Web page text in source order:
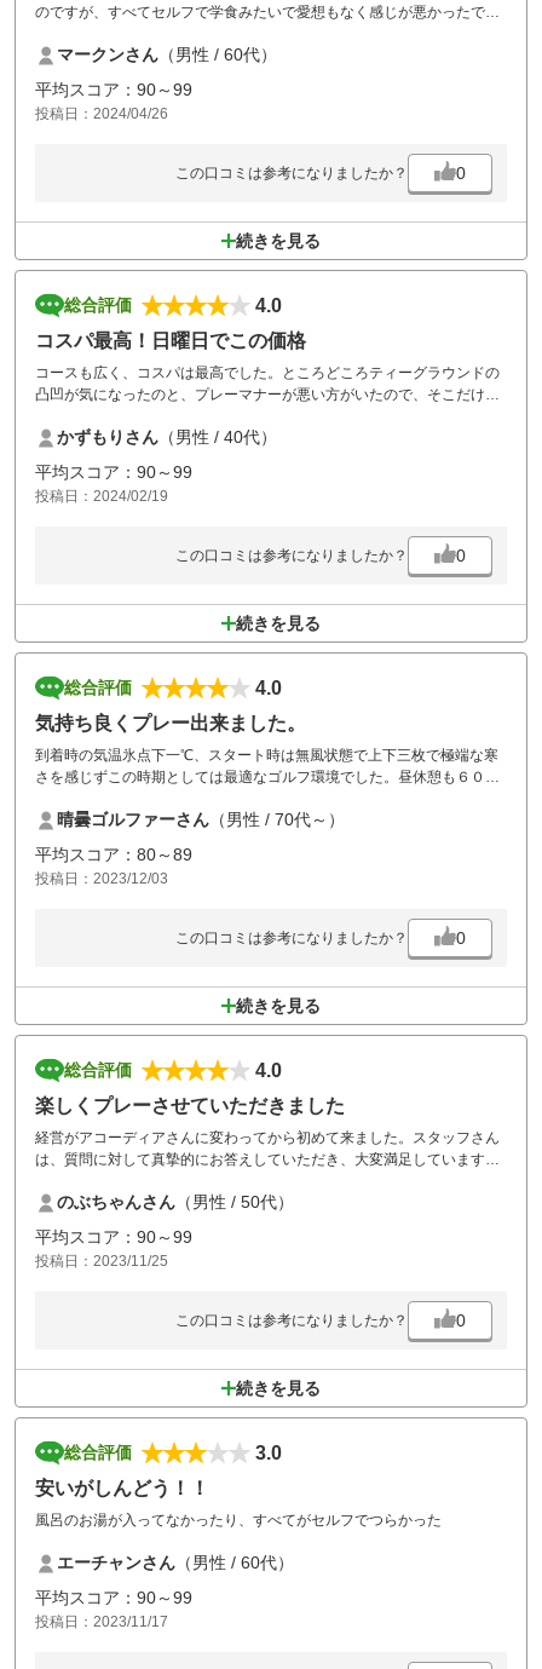
のですが、すべてセルフで学食みたいで愛想もなく感じが悪かったです
が、ロッカーから裸で入浴しました。なんか変な感じ。。
マークンさん （男性 / 60代）
平均スコア：90～99
投稿日：2024/04/26
この口コミは参考になりましたか？ 0
続きを見る
総合評価
4.0
コスパ最高！日曜日でこの価格
コースも広く、コスパは最高でした。ところどころティーグラウンドの
凸凹が気になったのと、プレーマナーが悪い方がいたので、そこだけが
かずもりさん （男性 / 40代）
平均スコア：90～99
投稿日：2024/02/19
この口コミは参考になりましたか？ 0
続きを見る
総合評価
4.0
気持ち良くプレー出来ました。
到着時の気温氷点下一℃、スタート時は無風状態で上下三枚で極端な寒
さを感じずこの時期としては最適なゴルフ環境でした。昼休憩も６０分
た。また春先、機会があれば予約したいと思います。
晴曇ゴルファーさん （男性 / 70代～）
平均スコア：80～89
投稿日：2023/12/03
この口コミは参考になりましたか？ 0
続きを見る
総合評価
4.0
楽しくプレーさせていただきました
経営がアコーディアさんに変わってから初めて来ました。スタッフさん
は、質問に対して真摯的にお答えしていただき、大変満足しています。
ラーティーからの距離が短い点は、少しご検討していただければありが
たいです。例えば、青ティーから、申告すれば、了解をもらえるとか。
のぶちゃんさん （男性 / 50代）
平均スコア：90～99
投稿日：2023/11/25
この口コミは参考になりましたか？ 0
続きを見る
総合評価
3.0
安いがしんどう！！
風呂のお湯が入ってなかったり、すべてがセルフでつらかった
エーチャンさん （男性 / 60代）
平均スコア：90～99
投稿日：2023/11/17